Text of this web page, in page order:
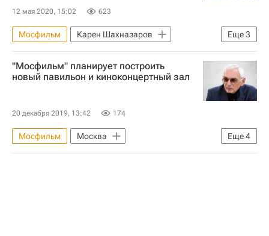
Коронавирус в России
12 мая 2020, 15:02 623
Еще3
Мосфильм
Карен Шахназаров
Строительство
Инфраструктура
Культура
"Мосфильм" планирует построить
новый павильон и киноконцертный зал
20 декабря 2019, 13:42 174
Еще4
Мосфильм
Москва
Карен Шахназаров
Строительство